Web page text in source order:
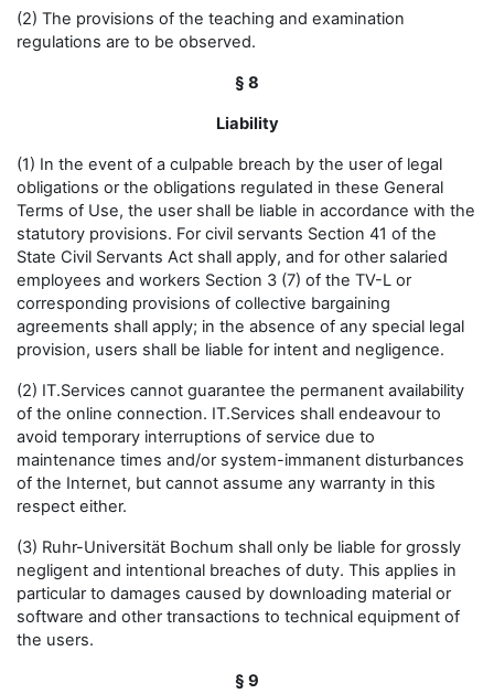
(2) The provisions of the teaching and examination
regulations are to be observed.
§ 8
Liability
(1) In the event of a culpable breach by the user of legal
obligations or the obligations regulated in these General
Terms of Use, the user shall be liable in accordance with the
statutory provisions. For civil servants Section 41 of the
State Civil Servants Act shall apply, and for other salaried
employees and workers Section 3 (7) of the TV-L or
corresponding provisions of collective bargaining
agreements shall apply; in the absence of any special legal
provision, users shall be liable for intent and negligence.
(2) IT.Services cannot guarantee the permanent availability
of the online connection. IT.Services shall endeavour to
avoid temporary interruptions of service due to
maintenance times and/or system-immanent disturbances
of the Internet, but cannot assume any warranty in this
respect either.
(3) Ruhr-Universität Bochum shall only be liable for grossly
negligent and intentional breaches of duty. This applies in
particular to damages caused by downloading material or
software and other transactions to technical equipment of
the users.
§ 9